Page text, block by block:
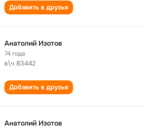
Добавить в друзья
Анатолий Изотов
74 года
в\ч 83442
Добавить в друзья
Анатолий Изотов